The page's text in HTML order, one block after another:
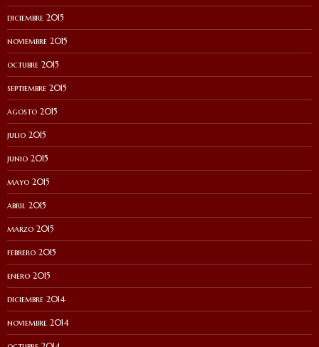
diciembre 2015
noviembre 2015
octubre 2015
septiembre 2015
agosto 2015
julio 2015
junio 2015
mayo 2015
abril 2015
marzo 2015
febrero 2015
enero 2015
diciembre 2014
noviembre 2014